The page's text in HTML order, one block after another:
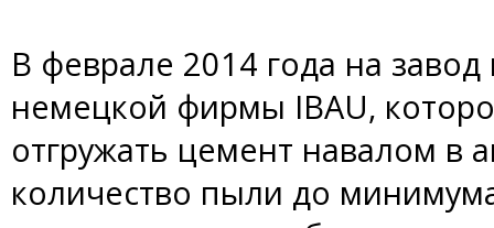
В феврале 2014 года на
немецкой фирмы IBAU,
отгружать цемент навалом в
количество пыли до